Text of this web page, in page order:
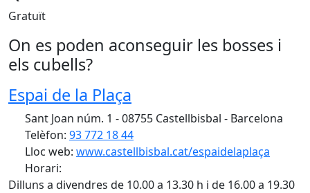
Gratuït
On es poden aconseguir les bosses i
els cubells?
Espai de la Plaça
Sant Joan núm. 1 - 08755 Castellbisbal - Barcelona
Telèfon: 93 772 18 44
Lloc web: www.castellbisbal.cat/espaidelaplaça
Horari:
Dilluns a divendres de 10.00 a 13.30 h i de 16.00 a 19.30